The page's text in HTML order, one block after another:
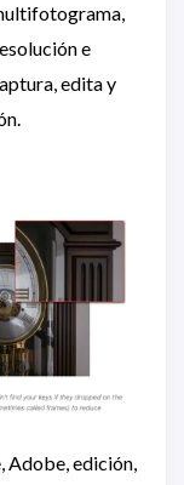
e
edita y
Adobe, edición,